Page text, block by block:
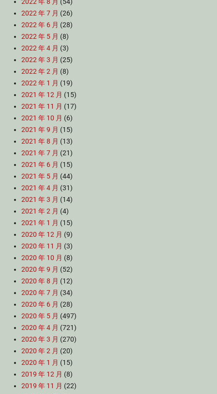
2022 年 7 月 (26)
2022 年 6 月 (28)
2022 年 5 月 (8)
2022 年 4 月 (3)
2022 年 3 月 (25)
2022 年 2 月 (8)
2022 年 1 月 (19)
2021 年 12 月 (15)
2021 年 11 月 (17)
2021 年 10 月 (6)
2021 年 9 月 (15)
2021 年 8 月 (13)
2021 年 7 月 (21)
2021 年 6 月 (15)
2021 年 5 月 (44)
2021 年 4 月 (31)
2021 年 3 月 (14)
2021 年 2 月 (4)
2021 年 1 月 (15)
2020 年 12 月 (9)
2020 年 11 月 (3)
2020 年 10 月 (8)
2020 年 9 月 (52)
2020 年 8 月 (12)
2020 年 7 月 (34)
2020 年 6 月 (28)
2020 年 5 月 (497)
2020 年 4 月 (721)
2020 年 3 月 (270)
2020 年 2 月 (20)
2020 年 1 月 (15)
2019 年 12 月 (8)
2019 年 11 月 (22)